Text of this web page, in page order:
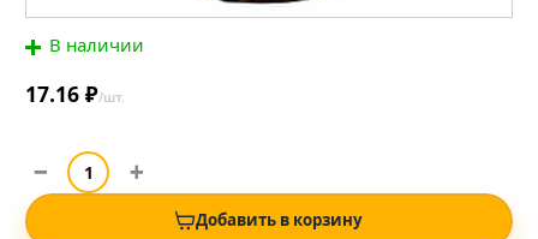
В наличии
17.16 ₽/шт.
Добавить в корзину